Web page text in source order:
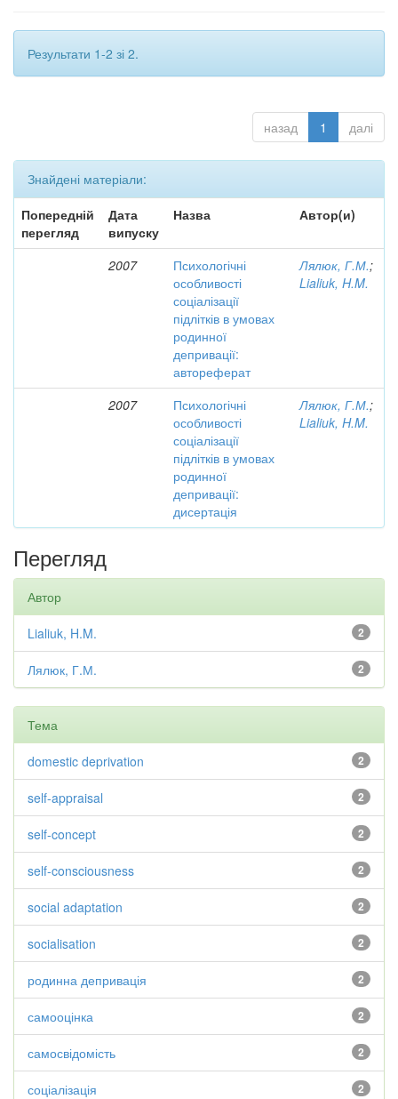
Результати 1-2 зі 2.
назад 1 далі
Знайдені матеріали:
Попередній
перегляд
Дата
випуску
Назва Автор(и)
2007
Психологічні
особливості
соціалізації
підлітків в умовах
родинної
депривації:
автореферат
Лялюк, Г.М.;
Lialiuk, H.M.
2007
Психологічні
особливості
соціалізації
підлітків в умовах
родинної
депривації:
дисертація
Лялюк, Г.М.;
Lialiuk, H.M.
Перегляд
Автор
2
Lialiuk, H.M.
2
Лялюк, Г.М.
Тема
2
domestic deprivation
2
self-appraisal
2
self-concept
2
self-consciousness
2
social adaptation
2
socialisation
2
родинна депривація
2
самооцінка
2
самосвідомість
2
соціалізація